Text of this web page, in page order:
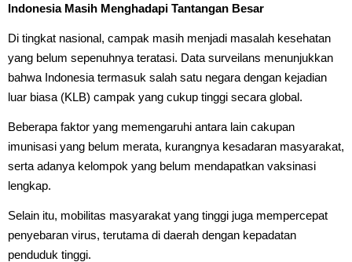
Indonesia Masih Menghadapi Tantangan Besar
Di tingkat nasional, campak masih menjadi masalah kesehatan
yang belum sepenuhnya teratasi. Data surveilans menunjukkan
bahwa Indonesia termasuk salah satu negara dengan kejadian
luar biasa (KLB) campak yang cukup tinggi secara global.
Beberapa faktor yang memengaruhi antara lain cakupan
imunisasi yang belum merata, kurangnya kesadaran masyarakat,
serta adanya kelompok yang belum mendapatkan vaksinasi
lengkap.
Selain itu, mobilitas masyarakat yang tinggi juga mempercepat
penyebaran virus, terutama di daerah dengan kepadatan
penduduk tinggi.